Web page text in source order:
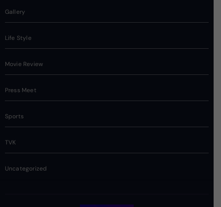
Gallery
Life Style
Movie Review
Press Meet
Sports
TVK
Uncategorized